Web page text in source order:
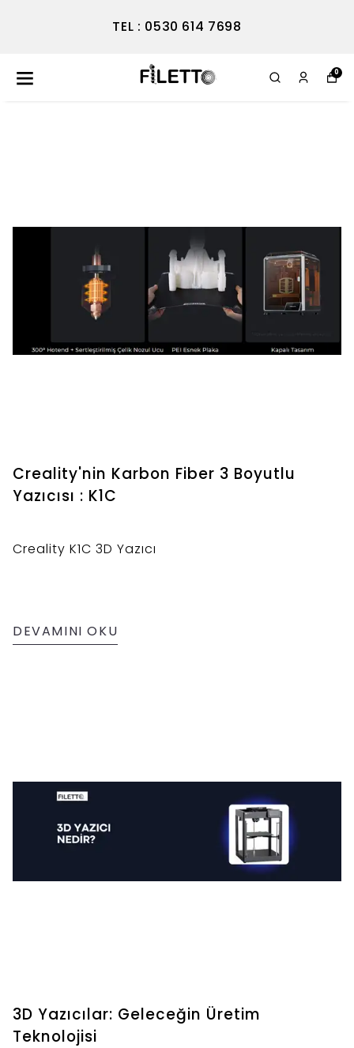
TEL : 0530 614 7698
0
Creality'nin Karbon Fiber 3 Boyutlu
Yazıcısı : K1C
Creality K1C 3D Yazıcı
DEVAMINI OKU
3D Yazıcılar: Geleceğin Üretim
Teknolojisi